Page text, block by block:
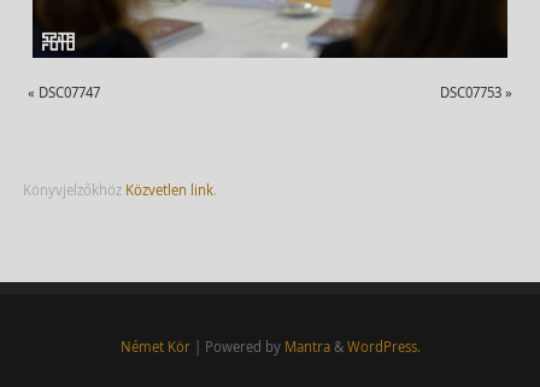
« DSC07747 DSC07753 »
Könyvjelzőkhöz Közvetlen link.
Német Kör| Powered by Mantra& WordPress.